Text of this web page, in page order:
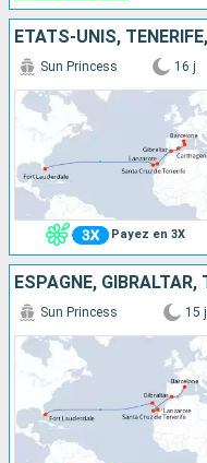
Payez en 3X
Sun Princess 16 j
Sun Princess 15 j